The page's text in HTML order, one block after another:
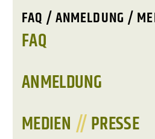
FAQ / ANMELDUNG /
FAQ
ANMELDUNG
MEDIEN // PRESSE